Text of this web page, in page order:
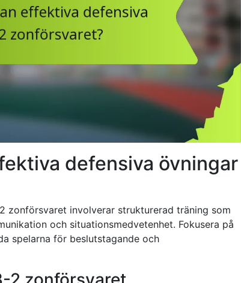
defensiva övningar
zonförsvaret involverar strukturerad träning som
och situationsmedvetenhet. Fokusera på
spelarna för beslutstagande och